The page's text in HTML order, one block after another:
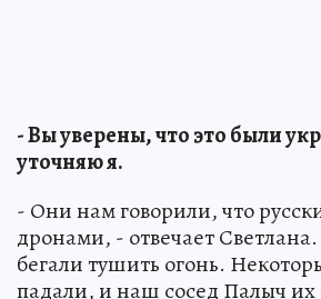
- Вы уверены, что это были
уточняю я.
- Они нам говорили, что
дронами, - отвечает
бегали тушить огонь.
падали, и наш сосед Палыч их